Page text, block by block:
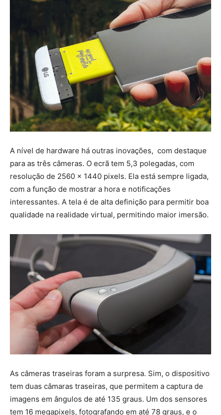
A nível de hardware há outras inovações, com destaque
para as três câmeras. O ecrã tem 5,3 polegadas, com
resolução de 2560 x 1440 pixels. Ela está sempre ligada,
com a função de mostrar a hora e notificações
interessantes. A tela é de alta definição para permitir boa
qualidade na realidade virtual, permitindo maior imersão.
As câmeras traseiras foram a surpresa. Sim, o dispositivo
tem duas câmaras traseiras, que permitem a captura de
imagens em ângulos de até 135 graus. Um dos sensores
tem 16 megapixels, fotografando em até 78 graus, e o